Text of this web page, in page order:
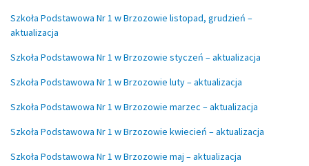
Szkoła Podstawowa Nr 1 w Brzozowie listopad, grudzień –
aktualizacja
Szkoła Podstawowa Nr 1 w Brzozowie styczeń – aktualizacja
Szkoła Podstawowa Nr 1 w Brzozowie luty – aktualizacja
Szkoła Podstawowa Nr 1 w Brzozowie marzec – aktualizacja
Szkoła Podstawowa Nr 1 w Brzozowie kwiecień – aktualizacja
Szkoła Podstawowa Nr 1 w Brzozowie maj – aktualizacja